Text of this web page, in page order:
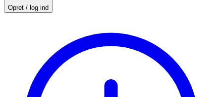
Opret / log ind